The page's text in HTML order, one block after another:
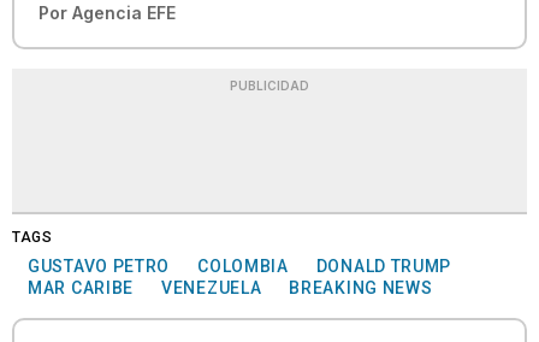
Por Agencia EFE
PUBLICIDAD
TAGS
GUSTAVO PETRO COLOMBIA
DONALD TRUMP
MAR CARIBE
VENEZUELA BREAKING NEWS